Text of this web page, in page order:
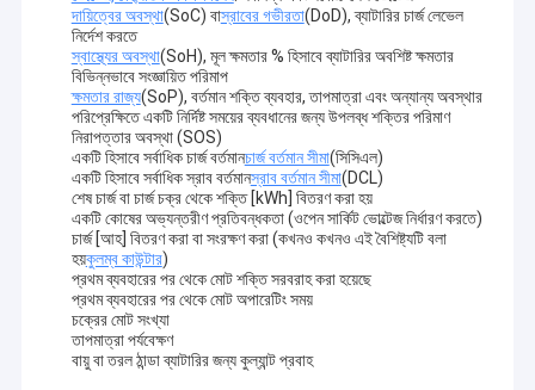
সব ক্ষেত্রেই
Blog
এখন চ্যাট
Ecer
অনুভূমিক স্লারি পাম্প
উল্লম্ব স্লারি পাম্প
দায়িত্বের অবস্থা(SoC) বাস্রাবের গভীরতা(DoD), ব্যাটারির চার্জ লেভেল
নির্দেশ করতে
স্বাস্থ্যের অবস্থা(SoH), মূল ক্ষমতার % হিসাবে ব্যাটারির অবশিষ্ট ক্ষমতার
বিভিন্নভাবে সংজ্ঞায়িত পরিমাপ
ক্ষমতার রাজ্য(SoP), বর্তমান শক্তি ব্যবহার, তাপমাত্রা এবং অন্যান্য অবস্থার
পরিপ্রেক্ষিতে একটি নির্দিষ্ট সময়ের ব্যবধানের জন্য উপলব্ধ শক্তির পরিমাণ
নিরাপত্তার অবস্থা (SOS)
একটি হিসাবে সর্বাধিক চার্জ বর্তমানচার্জ বর্তমান সীমা(সিসিএল)
একটি হিসাবে সর্বাধিক স্রাব বর্তমানস্রাব বর্তমান সীমা(DCL)
শেষ চার্জ বা চার্জ চক্র থেকে শক্তি [kWh] বিতরণ করা হয়
একটি কোষের অভ্যন্তরীণ প্রতিবন্ধকতা (ওপেন সার্কিট ভোল্টেজ নির্ধারণ করতে)
চার্জ [আহ] বিতরণ করা বা সংরক্ষণ করা (কখনও কখনও এই বৈশিষ্ট্যটি বলা
হয়কুলম্ব কাউন্টার)
প্রথম ব্যবহারের পর থেকে মোট শক্তি সরবরাহ করা হয়েছে
প্রথম ব্যবহারের পর থেকে মোট অপারেটিং সময়
চক্রের মোট সংখ্যা
তাপমাত্রা পর্যবেক্ষণ
বায়ু বা তরল ঠান্ডা ব্যাটারির জন্য কুল্যান্ট প্রবাহ
ইত্যাদি